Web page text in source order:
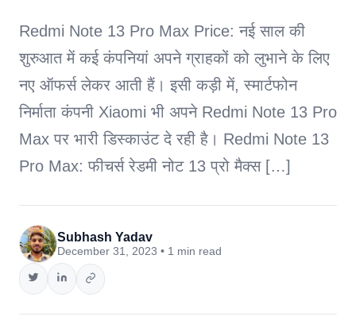
Redmi Note 13 Pro Max Price: नई साल की
शुरुआत में कई कंपनियां अपने ग्राहकों को लुभाने के लिए
नए ऑफर्स लेकर आती हैं। इसी कड़ी में, स्मार्टफोन
निर्माता कंपनी Xiaomi भी अपने Redmi Note 13 Pro
Max पर भारी डिस्काउंट दे रही है। Redmi Note 13
Pro Max: फीचर्स रेडमी नोट 13 प्रो मैक्स […]
Subhash Yadav
December 31, 2023 • 1 min read